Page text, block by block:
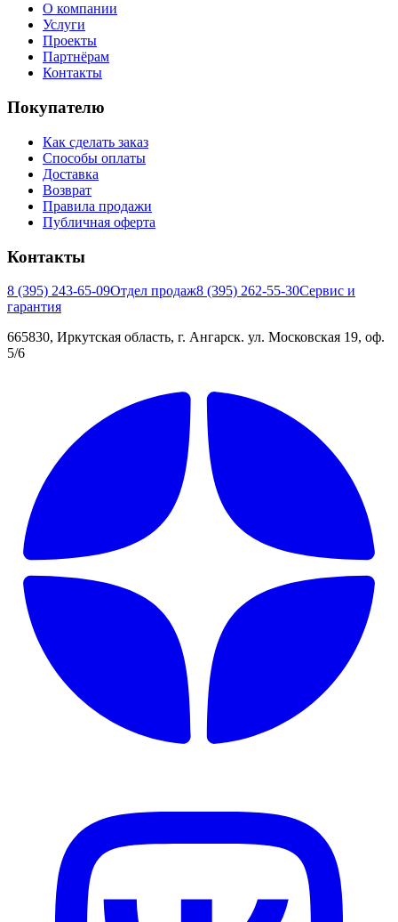
О компании
Услуги
Проекты
Партнёрам
Контакты
Покупателю
Как сделать заказ
Способы оплаты
Доставка
Возврат
Правила продажи
Публичная оферта
Контакты
8 (395) 243-65-09Отдел продаж8 (395) 262-55-30Сервис и
гарантия
665830, Иркутская область, г. Ангарск. ул. Московская 19, оф.
5/6